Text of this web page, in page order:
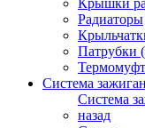
Крышки
Радиаторы
Патрубки
Система
Система
назад